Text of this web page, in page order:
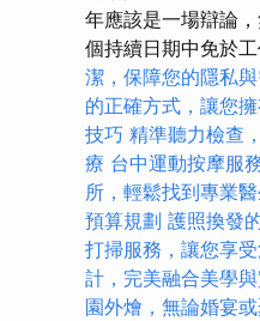
年應該是一場辯論
個持續日期中免於
潔，保障您的隱私
的正確方式，讓您
技巧 精準聽力檢查
療 台中運動按摩服
所，輕鬆找到專業
預算規劃 護照換發
打掃服務，讓您享
計，完美融合美學
園外燴，無論婚宴